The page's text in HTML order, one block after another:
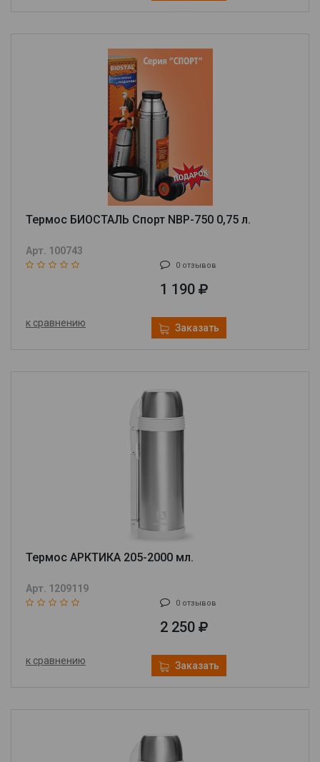
Термос БИОСТАЛЬ Спорт NBP-750 0,75 л.
Арт. 100743
0 отзывов
1 190
к сравнению Заказать
Термос АРКТИКА 205-2000 мл.
Арт. 1209119
0 отзывов
2 250
к сравнению Заказать